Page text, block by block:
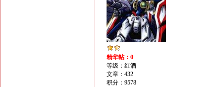
精华帖：0
等级：红酒
文章：432
积分：9578